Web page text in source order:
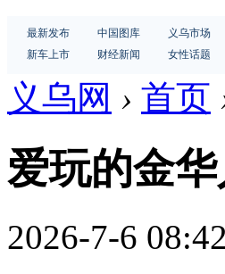
最新发布 中国图库 义乌市场
新车上市
财经新闻 女性话题
义乌网 › 首页
爱玩的金
2026-7-6 08:42